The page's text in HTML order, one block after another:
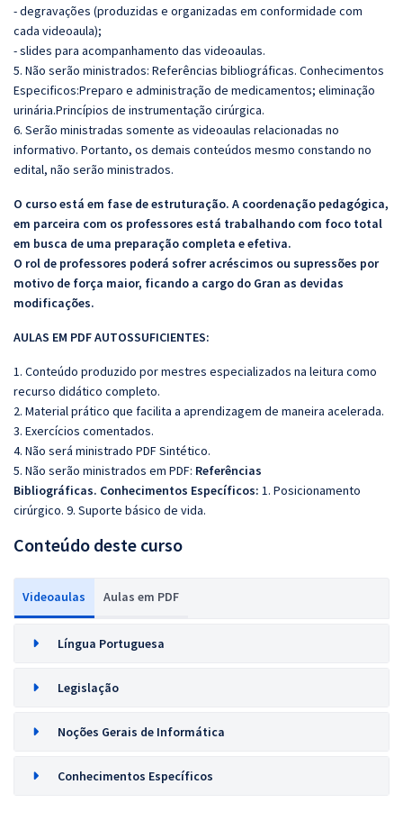
- degravações (produzidas e organizadas em conformidade com
cada videoaula);
- slides para acompanhamento das videoaulas.
5. Não serão ministrados: Referências bibliográficas. Conhecimentos
Especificos:Preparo e administração de medicamentos; eliminação
urinária.Princípios de instrumentação cirúrgica.
6. Serão ministradas somente as videoaulas relacionadas no
informativo. Portanto, os demais conteúdos mesmo constando no
edital, não serão ministrados.
O curso está em fase de estruturação. A coordenação pedagógica,
em parceira com os professores está trabalhando com foco total
em busca de uma preparação completa e efetiva.
O rol de professores poderá sofrer acréscimos ou supressões por
motivo de força maior, ficando a cargo do Gran as devidas
modificações.
AULAS EM PDF AUTOSSUFICIENTES:
1. Conteúdo produzido por mestres especializados na leitura como
recurso didático completo.
2. Material prático que facilita a aprendizagem de maneira acelerada.
3. Exercícios comentados.
4. Não será ministrado PDF Sintético.
5. Não serão ministrados em PDF: Referências
Bibliográficas. Conhecimentos Específicos: 1. Posicionamento
cirúrgico. 9. Suporte básico de vida.
Conteúdo deste curso
Videoaulas Aulas em PDF
Língua Portuguesa
Legislação
Noções Gerais de Informática
Conhecimentos Específicos